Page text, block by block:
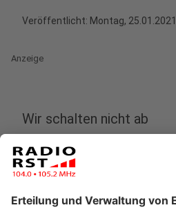
Veröffentlicht: Montag,
Anzeige
Wir schalten nicht ab
noch eine Nachricht schreiben